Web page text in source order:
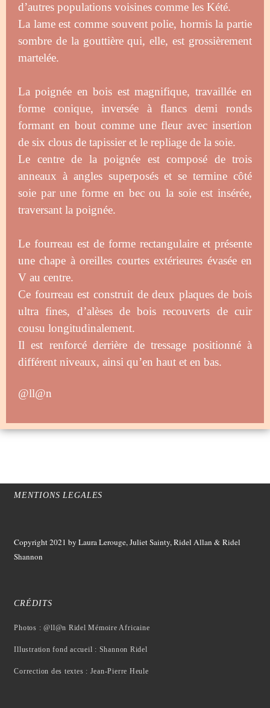
d’autres populations voisines comme les Kété.
La lame est comme souvent polie, hormis la partie
sombre de la gouttière qui, elle, est grossièrement
martelée.
La poignée en bois est magnifique, travaillée en
forme conique, inversée à flancs demi ronds
formant en bout comme une fleur avec insertion
de six clous de tapissier et le repliage de la soie.
Le centre de la poignée est composé de trois
anneaux à angles superposés et se termine côté
soie par une forme en bec ou la soie est insérée,
traversant la poignée.
Le fourreau est de forme rectangulaire et présente
une chape à oreilles courtes extérieures évasée en
V au centre.
Ce fourreau est construit de deux plaques de bois
ultra fines, d’alèses de bois recouverts de cuir
cousu longitudinalement.
Il est renforcé derrière de tressage positionné à
différent niveaux, ainsi qu’en haut et en bas.
@ll@n
MENTIONS LEGALES
Copyright 2021 by Laura Lerouge, Juliet Sainty, Ridel Allan &Ridel
Shannon
CRÉDITS
Photos : @ll@n Ridel Mémoire Africaine
Illustration fond accueil : Shannon Ridel
Correction des textes : Jean-Pierre Heule